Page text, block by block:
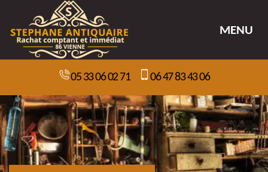
MENU
05 33 06 02 71 06 47 83 43 06